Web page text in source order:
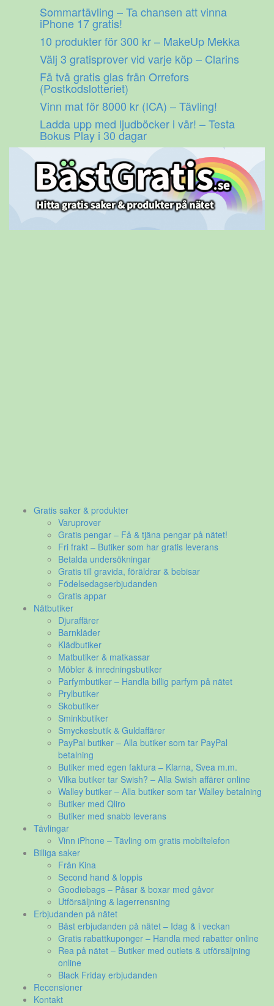
Sommartävling – Ta chansen att vinna
iPhone 17 gratis!
10 produkter för 300 kr – MakeUp Mekka
Välj 3 gratisprover vid varje köp – Clarins
Få två gratis glas från Orrefors
(Postkodslotteriet)
Vinn mat för 8000 kr (ICA) – Tävling!
Ladda upp med ljudböcker i vår! – Testa
Bokus Play i 30 dagar
Gratis saker & produkter
Varuprover
Gratis pengar – Få & tjäna pengar på nätet!
Fri frakt – Butiker som har gratis leverans
Betalda undersökningar
Gratis till gravida, föräldrar & bebisar
Födelsedagserbjudanden
Gratis appar
Nätbutiker
Djuraffärer
Barnkläder
Klädbutiker
Matbutiker & matkassar
Möbler & inredningsbutiker
Parfymbutiker – Handla billig parfym på nätet
Prylbutiker
Skobutiker
Sminkbutiker
Smyckesbutik & Guldaffärer
PayPal butiker – Alla butiker som tar PayPal
betalning
Butiker med egen faktura – Klarna, Svea m.m.
Vilka butiker tar Swish? – Alla Swish affärer online
Walley butiker – Alla butiker som tar Walley betalning
Butiker med Qliro
Butiker med snabb leverans
Tävlingar
Vinn iPhone – Tävling om gratis mobiltelefon
Billiga saker
Från Kina
Second hand & loppis
Goodiebags – Påsar & boxar med gåvor
Utförsäljning & lagerrensning
Erbjudanden på nätet
Bäst erbjudanden på nätet – Idag & i veckan
Gratis rabattkuponger – Handla med rabatter online
Rea på nätet – Butiker med outlets & utförsäljning
online
Black Friday erbjudanden
Recensioner
Kontakt